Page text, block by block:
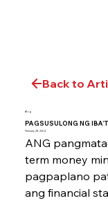
Back to
Blog
PAGSUSULONG NG
February 28, 2024
ANG
term ­money
pagpaplano
ang financial